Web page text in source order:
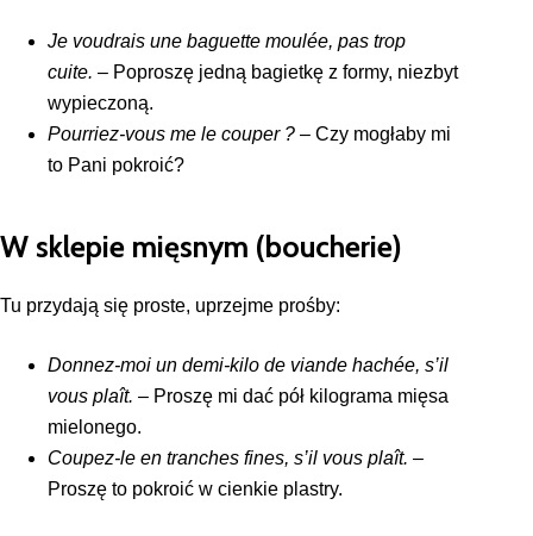
Je voudrais une baguette moulée, pas trop
cuite. – Poproszę jedną bagietkę z formy, niezbyt
wypieczoną.
Pourriez-vous me le couper ? – Czy mogłaby mi
to Pani pokroić?
W sklepie mięsnym (boucherie)
Tu przydają się proste, uprzejme prośby:
Donnez-moi un demi-kilo de viande hachée, s’il
vous plaît. – Proszę mi dać pół kilograma mięsa
mielonego.
Coupez-le en tranches fines, s’il vous plaît. –
Proszę to pokroić w cienkie plastry.